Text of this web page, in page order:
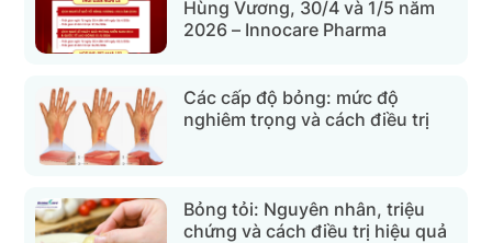
Hùng Vương, 30/4 và 1/5 năm
2026 – Innocare Pharma
Các cấp độ bỏng: mức độ
nghiêm trọng và cách điều trị
Bỏng tỏi: Nguyên nhân, triệu
chứng và cách điều trị hiệu quả